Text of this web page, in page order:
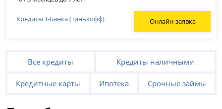
Онлайн-заявка
Кредиты Т-Банка (Тинькофф)
Все кредиты Кредиты наличными
Кредитные карты Ипотека Срочные займы